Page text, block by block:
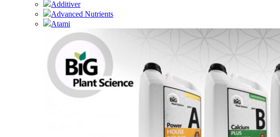
Additiver
Advanced Nutrients
Atami